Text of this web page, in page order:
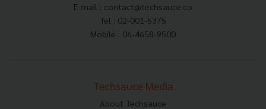
E-mail : contact@techsauce.co
Tel : 02-001-5375
Mobile : 06-4658-9500
Techsauce Media
About Techsauce